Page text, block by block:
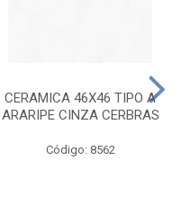
CERAMICA 46X46 TIPO A
ARARIPE CINZA CERBRAS
Código: 8562